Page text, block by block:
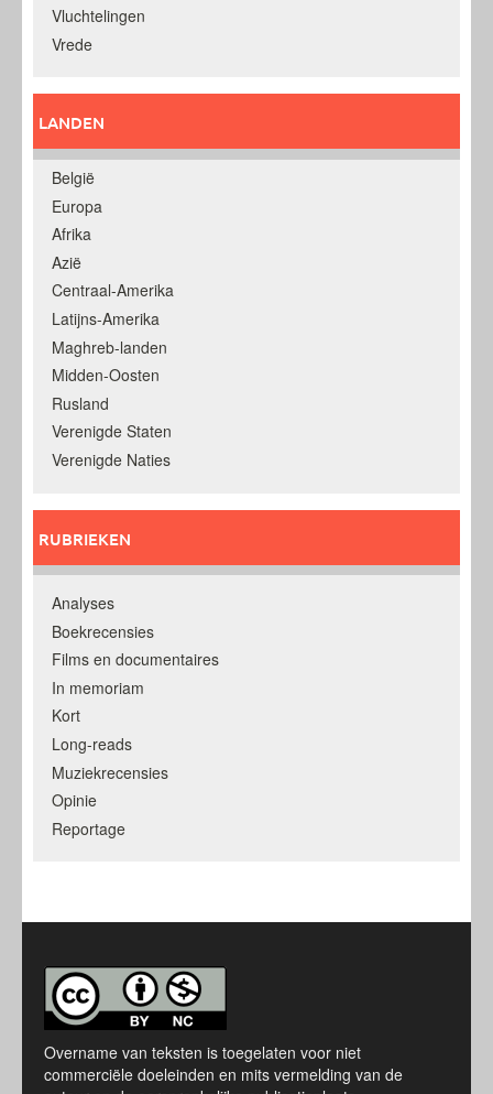
Vluchtelingen
Vrede
LANDEN
België
Europa
Afrika
Azië
Centraal-Amerika
Latijns-Amerika
Maghreb-landen
Midden-Oosten
Rusland
Verenigde Staten
Verenigde Naties
RUBRIEKEN
Analyses
Boekrecensies
Films en documentaires
In memoriam
Kort
Long-reads
Muziekrecensies
Opinie
Reportage
Overname van teksten is toegelaten voor niet
commerciële doeleinden en mits vermelding van de